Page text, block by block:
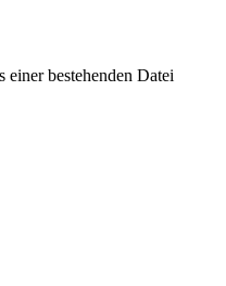
bestehenden Datei